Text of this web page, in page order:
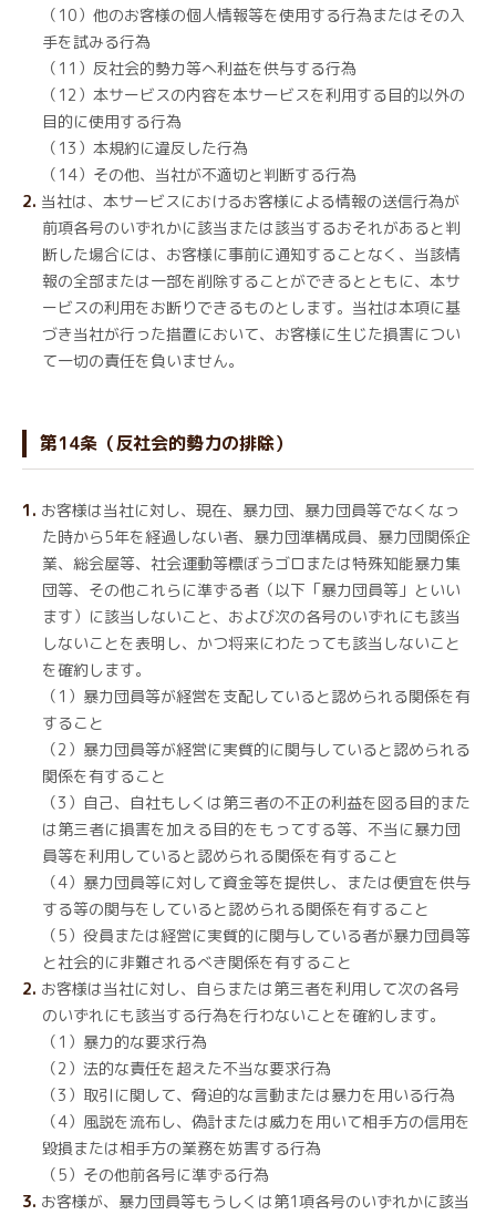
（10）他のお客様の個人情報等を使用する行為またはその入
手を試みる行為
（11）反社会的勢力等へ利益を供与する行為
（12）本サービスの内容を本サービスを利用する目的以外の
目的に使用する行為
（13）本規約に違反した行為
（14）その他、当社が不適切と判断する行為
当社は、本サービスにおけるお客様による情報の送信行為が
前項各号のいずれかに該当または該当するおそれがあると判
断した場合には、お客様に事前に通知することなく、当該情
報の全部または一部を削除することができるとともに、本サ
ービスの利用をお断りできるものとします。当社は本項に基
づき当社が行った措置において、お客様に生じた損害につい
て一切の責任を負いません。
第14条（反社会的勢力の排除）
お客様は当社に対し、現在、暴力団、暴力団員等でなくなっ
た時から5年を経過しない者、暴力団準構成員、暴力団関係企
業、総会屋等、社会運動等標ぼうゴロまたは特殊知能暴力集
団等、その他これらに準ずる者（以下「暴力団員等」といい
ます）に該当しないこと、および次の各号のいずれにも該当
しないことを表明し、かつ将来にわたっても該当しないこと
を確約します。
（1）暴力団員等が経営を支配していると認められる関係を有
すること
（2）暴力団員等が経営に実質的に関与していると認められる
関係を有すること
（3）自己、自社もしくは第三者の不正の利益を図る目的また
は第三者に損害を加える目的をもってする等、不当に暴力団
員等を利用していると認められる関係を有すること
（4）暴力団員等に対して資金等を提供し、または便宜を供与
する等の関与をしていると認められる関係を有すること
（5）役員または経営に実質的に関与している者が暴力団員等
と社会的に非難されるべき関係を有すること
お客様は当社に対し、自らまたは第三者を利用して次の各号
のいずれにも該当する行為を行わないことを確約します。
（1）暴力的な要求行為
（2）法的な責任を超えた不当な要求行為
（3）取引に関して、脅迫的な言動または暴力を用いる行為
（4）風説を流布し、偽計または威力を用いて相手方の信用を
毀損または相手方の業務を妨害する行為
（5）その他前各号に準ずる行為
お客様が、暴力団員等もうしくは第1項各号のいずれかに該当